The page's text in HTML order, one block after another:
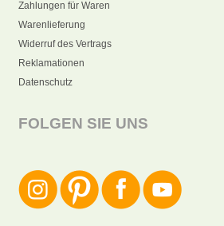
Zahlungen für Waren
Warenlieferung
Widerruf des Vertrags
Reklamationen
Datenschutz
FOLGEN SIE UNS